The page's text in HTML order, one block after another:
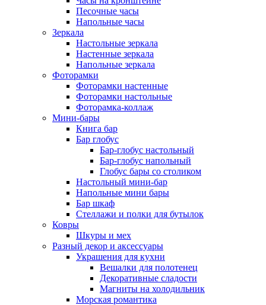
Песочные часы
Напольные часы
Зеркала
Настольные зеркала
Настенные зеркала
Напольные зеркала
Фоторамки
Фоторамки настенные
Фоторамки настольные
Фоторамка-коллаж
Мини-бары
Книга бар
Бар глобус
Бар-глобус настольный
Бар-глобус напольный
Глобус бары со столиком
Настольный мини-бар
Напольные мини бары
Бар шкаф
Стеллажи и полки для бутылок
Ковры
Шкуры и мех
Разный декор и аксессуары
Украшения для кухни
Вешалки для полотенец
Декоративные сладости
Магниты на холодильник
Морская романтика